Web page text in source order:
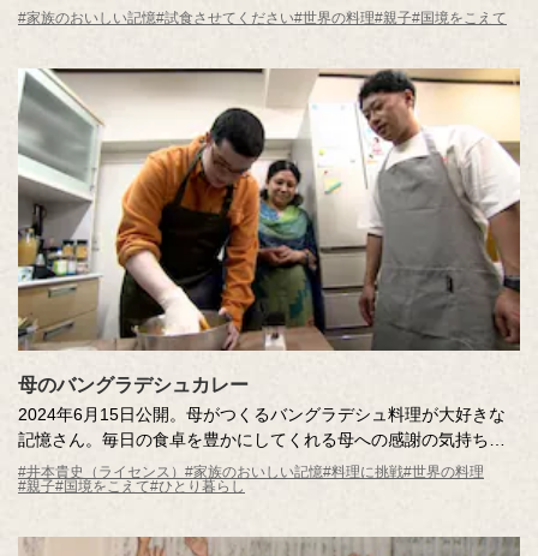
ヌの街頭インタビューで出会った記憶さんの大切な味は、帰省の
#家族のおいしい記憶#試食させてください#世界の料理#親子#国境をこえて
母のバングラデシュカレー
2024年6月15日公開。母がつくるバングラデシュ料理が大好きな
記憶さん。毎日の食卓を豊かにしてくれる母への感謝の気持ちを
込めて、自分でもバングラデシュ料理をつくれるようになりたい
そう。調査員とともに食材を集め、母直伝のチキンカレーづくり
#井本貴史（ライセンス） #家族のおいしい記憶#料理に挑戦#世界の料理
#親子#国境をこえて#ひとり暮らし